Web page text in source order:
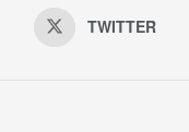
TWITTER